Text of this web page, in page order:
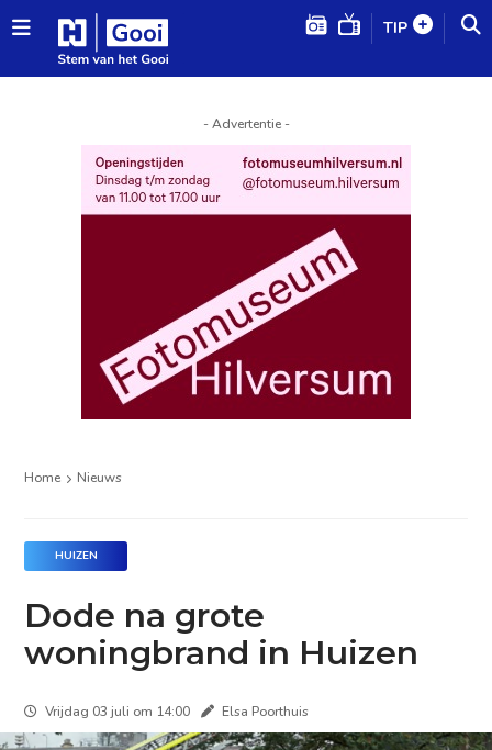
TIP
- Advertentie -
Home Nieuws
HUIZEN
Dode na grote
woningbrand in Huizen
Vrijdag 03 juli om 14:00 Elsa Poorthuis